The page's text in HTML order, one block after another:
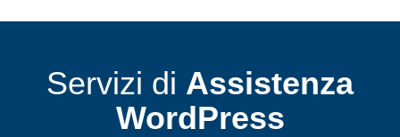
Servizi di Assistenza
WordPress